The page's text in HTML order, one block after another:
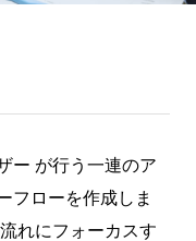
ー が行う一連のア
フローを作成しま
れにフォーカスす